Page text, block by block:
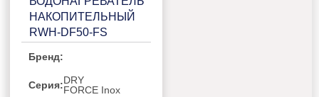
НАКОПИТЕЛЬНЫЙ
RWH-DF50-FS
Бренд:
Серия:DRY
FORCE Inox